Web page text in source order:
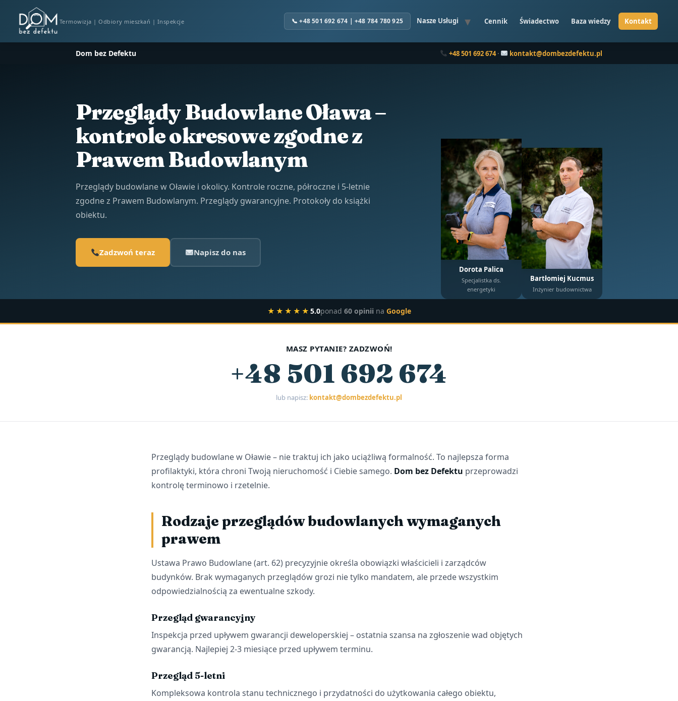
Termowizja | Odbiory mieszkań | Inspekcje Nasze Usługi Cennik Świadectwo Baza wiedzy
Dom bez Defektu +48 501 692 674· kontakt@dombezdefektu.pl
Przeglądy Budowlane Oława –
kontrole okresowe zgodne z
Prawem Budowlanym
Przeglądy budowlane w Oławie i okolicy. Kontrole roczne, półroczne i 5-letnie
zgodne z Prawem Budowlanym. Przeglądy gwarancyjne. Protokoły do książki
obiektu.
Zadzwoń teraz Napisz do nas
Dorota Palica
Specjalistka ds.
energetyki
Bartłomiej Kucmus
Inżynier budownictwa
★★★★★ 5.0ponad 60 opinii na Google
MASZ PYTANIE? ZADZWOŃ!
+48 501 692 674
lub napisz: kontakt@dombezdefektu.pl
Przeglądy budowlane w Oławie – nie traktuj ich jako uciążliwą formalność. To najlepsza forma
profilaktyki, która chroni Twoją nieruchomość i Ciebie samego. Dom bez Defektu przeprowadzi
kontrolę terminowo i rzetelnie.
Rodzaje przeglądów budowlanych wymaganych
prawem
Ustawa Prawo Budowlane (art. 62) precyzyjnie określa obowiązki właścicieli i zarządców
budynków. Brak wymaganych przeglądów grozi nie tylko mandatem, ale przede wszystkim
odpowiedzialnością za ewentualne szkody.
Przegląd gwarancyjny
Inspekcja przed upływem gwarancji deweloperskiej – ostatnia szansa na zgłoszenie wad objętych
gwarancją. Najlepiej 2-3 miesiące przed upływem terminu.
Przegląd 5-letni
Kompleksowa kontrola stanu technicznego i przydatności do użytkowania całego obiektu,